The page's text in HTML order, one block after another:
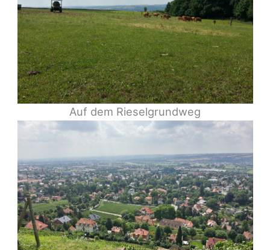
Auf dem Rieselgrundweg